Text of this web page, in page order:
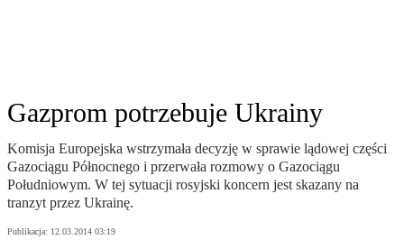
Gazprom potrzebuje Ukrainy
Komisja Europejska wstrzymała decyzję w sprawie lądowej części
Gazociągu Północnego i przerwała rozmowy o Gazociągu
Południowym. W tej sytuacji rosyjski koncern jest skazany na
tranzyt przez Ukrainę.
Publikacja: 12.03.2014 03:19